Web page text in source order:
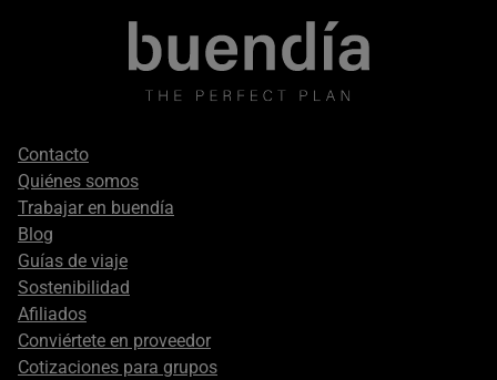
Footer
secondary
Contacto
Quiénes somos
Trabajar en buendía
Blog
Guías de viaje
Sostenibilidad
Afiliados
Conviértete en proveedor
Cotizaciones para grupos